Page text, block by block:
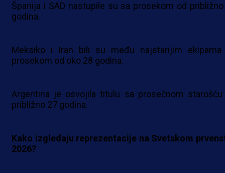
Španija i SAD nastupile su sa prosekom od
godina.
Meksiko i Iran bili su među najstarijim ekipama
prosekom od oko 28 godina.
Argentina je osvojila titulu sa prosečnom
približno 27 godina.
Kako izgledaju reprezentacije na Svetskom
2026?